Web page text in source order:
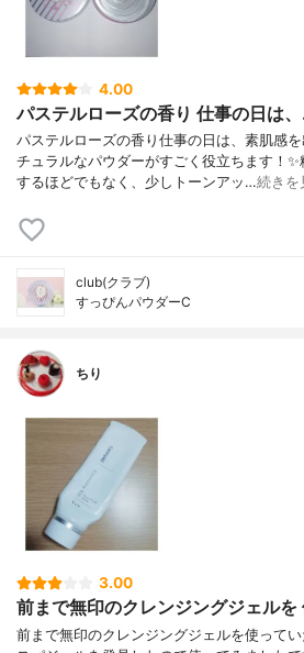
4.00
パステルローズの香り 仕事の日は
パステルローズの香り仕事の日は、素肌感
チュラルなパウダーがすごく役立ちます！
するほどでもなく、少しトーンアッ…続きを
club(クラブ)
すっぴんパウダーC
ちり
3.00
前まで無印のクレンジングジェルを
前まで無印のクレンジングジェルを使って